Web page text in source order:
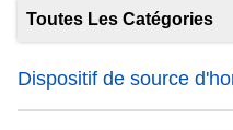
Toutes Les Catégories
Dispositif de source